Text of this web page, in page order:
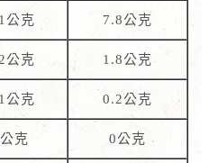
公克 7.8公克
公克 1.8公克
公克 0.2公克
克 0公克